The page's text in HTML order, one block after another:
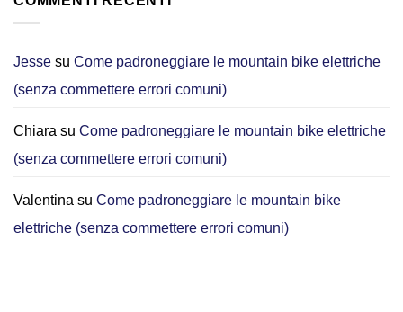
spostamenti
[2026]
ora
scelgo
la
per
spostamenti
città
Jesse su Come padroneggiare le mountain bike elettriche
(senza commettere errori comuni)
Chiara su Come padroneggiare le mountain bike elettriche
(senza commettere errori comuni)
Valentina su Come padroneggiare le mountain bike
elettriche (senza commettere errori comuni)